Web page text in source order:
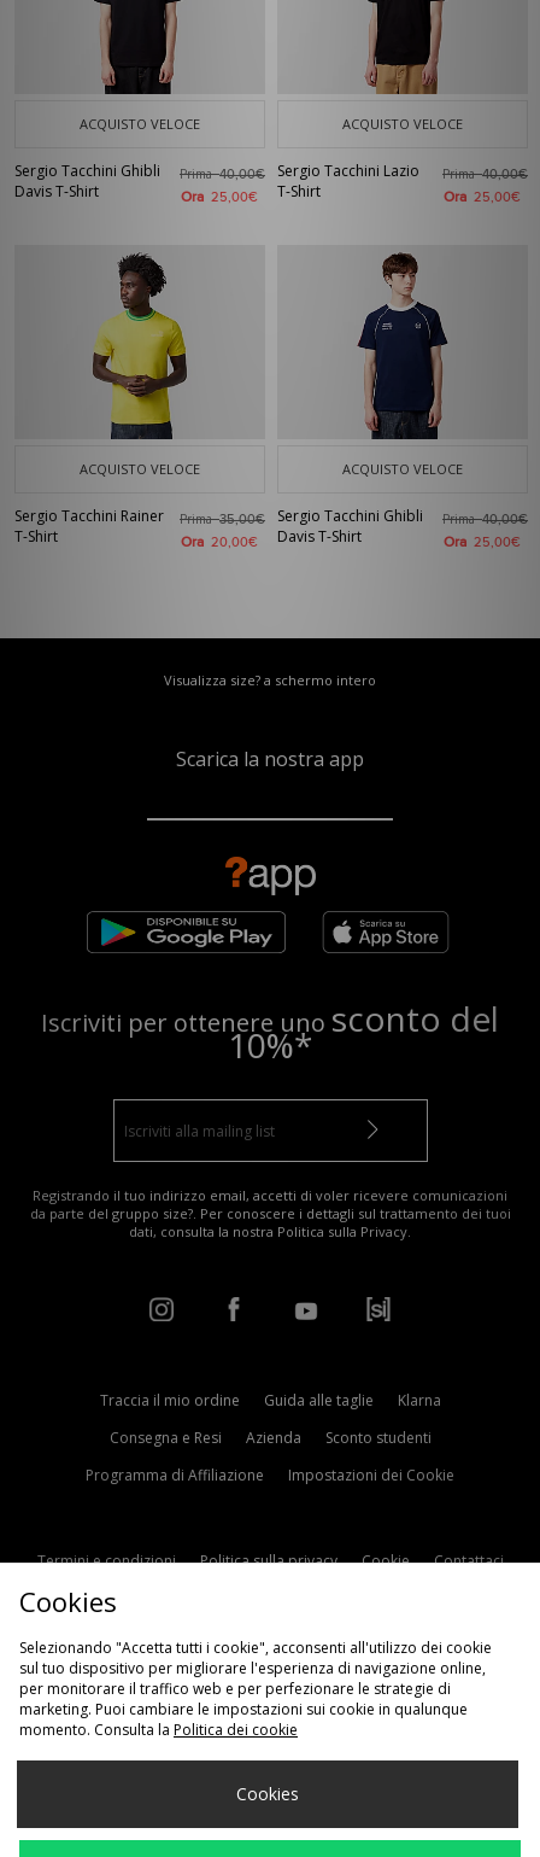
ACQUISTO VELOCE
Sergio Tacchini Ghibli
Davis T-Shirt
Prima40,00€
Ora 25,00€
ACQUISTO VELOCE
Sergio Tacchini Lazio
T-Shirt
Prima40,00€
Ora 25,00€
ACQUISTO VELOCE
Sergio Tacchini Rainer
T-Shirt
Prima35,00€
Ora 20,00€
ACQUISTO VELOCE
Sergio Tacchini Ghibli
Davis T-Shirt
Prima40,00€
Ora 25,00€
Visualizza size? a schermo intero
Scarica la nostra app
Iscriviti per ottenere uno sconto del
10%*
Registrando il tuo indirizzo email, accetti di voler ricevere comunicazioni
da parte del gruppo size?. Per conoscere i dettagli sul trattamento dei tuoi
dati, consulta la nostra Politica sulla Privacy.
Traccia il mio ordine Guida alle taglie
Klarna
Consegna e Resi
Azienda
Sconto studenti
Programma di Affiliazione
Impostazioni dei Cookie
Termini e condizioni Politica sulla privacy Cookie
Contattaci
Scegli Il Tuo Paese
Cookies
Selezionando "Accetta tutti i cookie", acconsenti all'utilizzo dei cookie
sul tuo dispositivo per migliorare l'esperienza di navigazione online,
per monitorare il traffico web e per perfezionare le strategie di
marketing. Puoi cambiare le impostazioni sui cookie in qualunque
momento. Consulta la Politica dei cookie
Cookies